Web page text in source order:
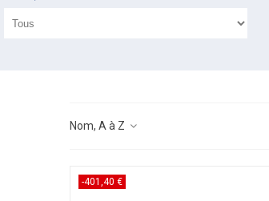
Nom, A à Z
-401,40 €